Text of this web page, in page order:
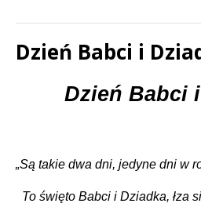
Dzień Babci i
Dzień Babci
„Są takie dwa dni, jedyne dni w
To święto Babci i Dziadka, łza